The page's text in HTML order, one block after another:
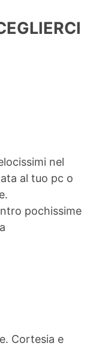
nel
al tuo pc o
pochissime
Cortesia e